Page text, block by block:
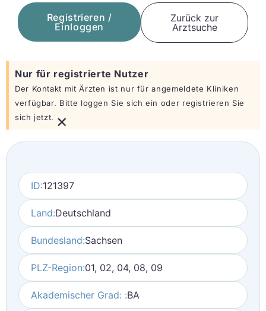
Registrieren /
Einloggen
Zurück zur
Arztsuche
Nur für registrierte Nutzer
Der Kontakt mit Ärzten ist nur für angemeldete Kliniken
verfügbar. Bitte loggen Sie sich ein oder registrieren Sie
sich jetzt. ×
ID:121397
Land:Deutschland
Bundesland:Sachsen
PLZ-Region:01, 02, 04, 08, 09
Akademischer Grad: :BA